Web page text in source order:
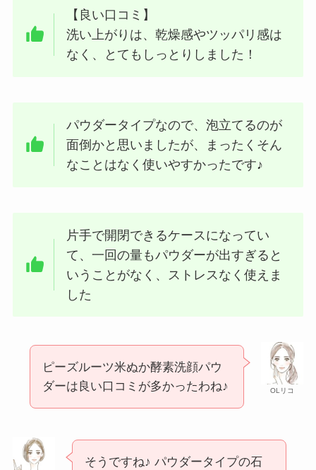
【良い口コミ】
洗い上がりは、乾燥感やツッパリ感は
なく、とてもしっとりしました！
パウダータイプなので、泡立てるのが
面倒かと思いましたが、まったくそん
なことはなく使いやすかったです♪
片手で開閉できるケースになってい
て、一回の量もパウダーが出すぎると
いうことがなく、ストレスなく使えま
した
OLリコ
ピーズルーツ米ぬか酵素洗顔パウ
ダーは良い口コミが多かったわね♪
そうですね♪ パウダータイプの石